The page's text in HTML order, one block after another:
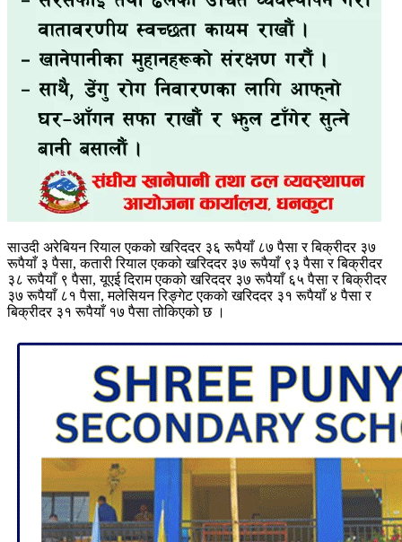
साउदी अरेबियन रियाल एकको खरिददर ३६ रूपैयाँ ८७ पैसा र बिक्रीदर ३७
रूपैयाँ ३ पैसा, कतारी रियाल एकको खरिददर ३७ रूपैयाँ ९३ पैसा र बिक्रीदर
३८ रूपैयाँ ९ पैसा, यूएई दिराम एकको खरिददर ३७ रूपैयाँ ६५ पैसा र बिक्रीदर
३७ रूपैयाँ ८१ पैसा, मलेसियन रिङ्गेट एकको खरिददर ३१ रूपैयाँ ४ पैसा र
बिक्रीदर ३१ रूपैयाँ १७ पैसा तोकिएको छ ।